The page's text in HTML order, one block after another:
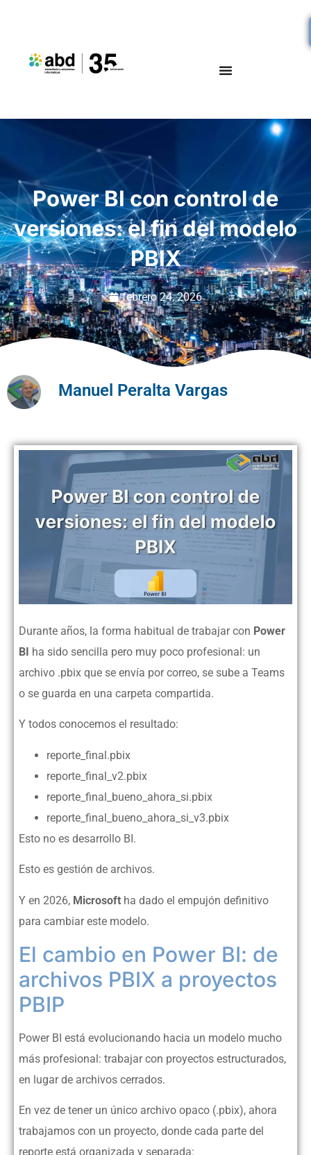
Power BI con control de
versiones: el fin del modelo
PBIX
febrero 24, 2026
Manuel Peralta Vargas
Durante años, la forma habitual de trabajar con Power
BI ha sido sencilla pero muy poco profesional: un
archivo .pbix que se envía por correo, se sube a Teams
o se guarda en una carpeta compartida.
Y todos conocemos el resultado:
reporte_final.pbix
reporte_final_v2.pbix
reporte_final_bueno_ahora_si.pbix
reporte_final_bueno_ahora_si_v3.pbix
Esto no es desarrollo BI.
Esto es gestión de archivos.
Y en 2026, Microsoft ha dado el empujón definitivo
para cambiar este modelo.
El cambio en Power BI: de
archivos PBIX a proyectos
PBIP
Power BI está evolucionando hacia un modelo mucho
más profesional: trabajar con proyectos estructurados,
en lugar de archivos cerrados.
En vez de tener un único archivo opaco (.pbix), ahora
trabajamos con un proyecto, donde cada parte del
reporte está organizada y separada: